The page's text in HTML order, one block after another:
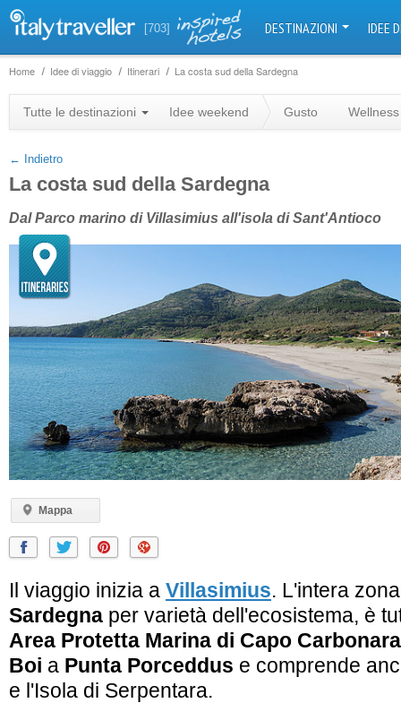
[703] DESTINAZIONI IDEE
Home Idee di viaggio Itinerari La costa sud della Sardegna
Tutte le destinazioni Idee weekend Gusto Wellness
← Indietro
La costa sud della Sardegna
Dal Parco marino di Villasimius all'isola di Sant'Antioco
Mappa
+
−
Il viaggio inizia a Villasimius. L'intera
Sardegna per varietà dell'ecosistema, è
Area Protetta Marina di Capo Carbonara
Boi a Punta Porceddus e comprende
e l'Isola di Serpentara.